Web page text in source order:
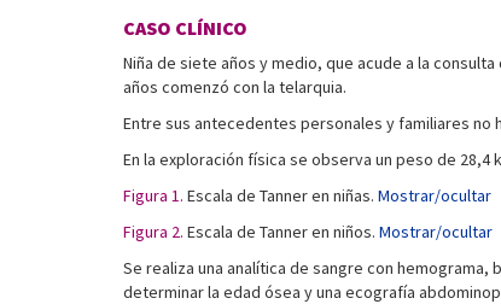
CASO CLÍNICO
Niña de siete años y medio, que acude a la
años comenzó con la telarquia.
Entre sus antecedentes personales y familiares no
En la exploración física se observa un peso de 28,4
Figura 1. Escala de Tanner en niñas. Mostrar/ocultar
Figura 2. Escala de Tanner en niños. Mostrar/ocultar
Se realiza una analítica de sangre con
determinar la edad ósea y una ecografía